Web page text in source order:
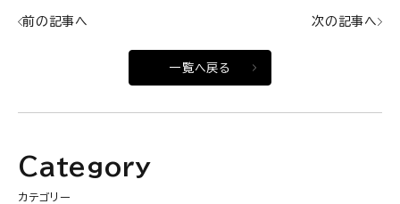
前の記事へ
一覧へ戻る
次の記事へ
Category
カテゴリー